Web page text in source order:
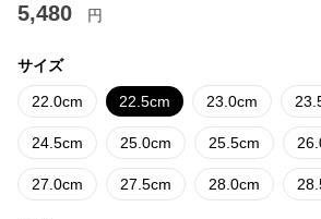
5,480 円
サイズ
22.0cm 22.5cm 23.0cm
24.5cm 25.0cm 25.5cm
27.0cm 27.5cm 28.0cm